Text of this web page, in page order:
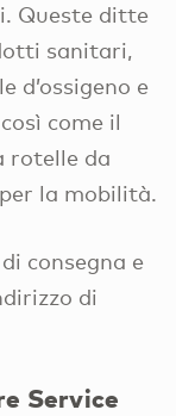
Queste ditte
sanitari,
d’ossigeno e
come il
rotelle da
la mobilità.
consegna e
di
Service